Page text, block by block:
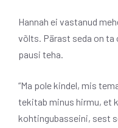
Hannah ei vastanud
võlts. Pärast seda on
pausi teha.
“Ma pole kindel, mis
tekitab minus hirmu, et
kohtingubasseini, sest